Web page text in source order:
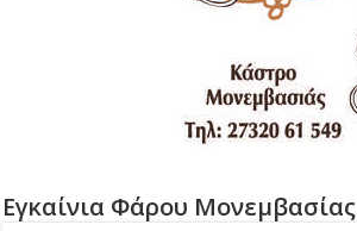
Εγκαίνια Φάρου Μονεμβασίας